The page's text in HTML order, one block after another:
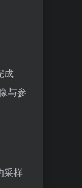
成
与参
采样